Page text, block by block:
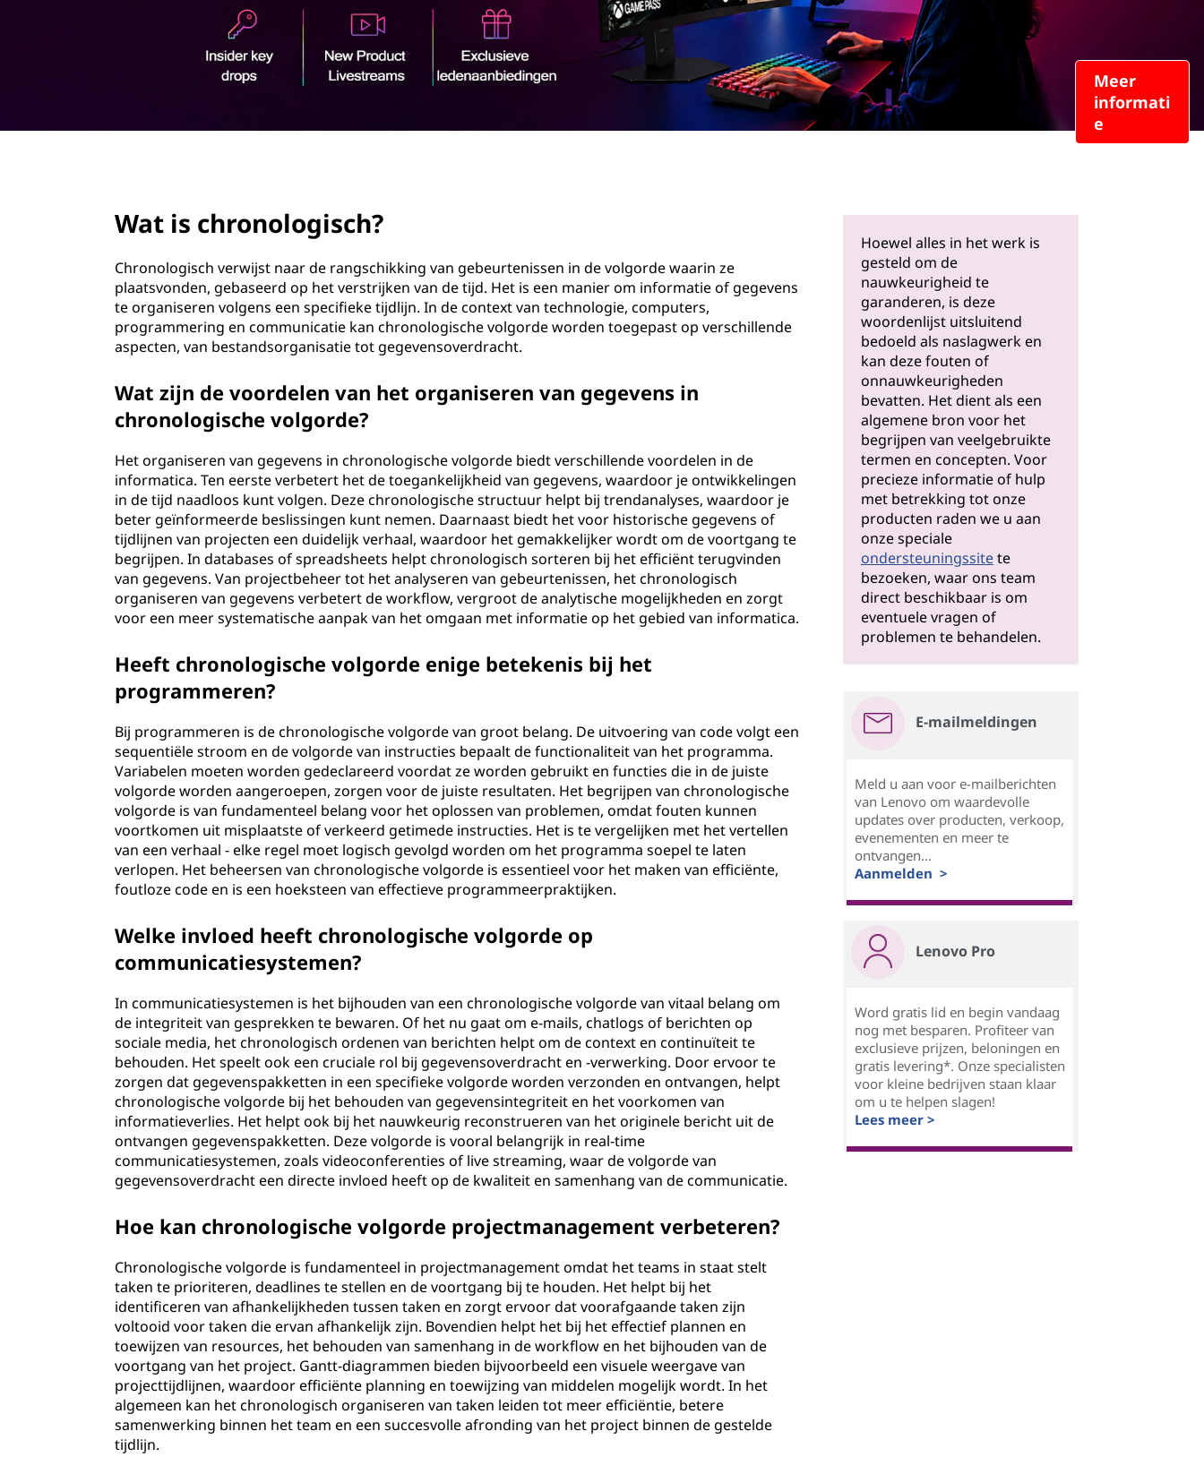
Meer
informati
e
Wat is chronologisch?
Chronologisch verwijst naar de rangschikking van gebeurtenissen in de volgorde waarin ze
plaatsvonden, gebaseerd op het verstrijken van de tijd. Het is een manier om informatie of gegevens
te organiseren volgens een specifieke tijdlijn. In de context van technologie, computers,
programmering en communicatie kan chronologische volgorde worden toegepast op verschillende
aspecten, van bestandsorganisatie tot gegevensoverdracht.
Wat zijn de voordelen van het organiseren van gegevens in
chronologische volgorde?
Het organiseren van gegevens in chronologische volgorde biedt verschillende voordelen in de
informatica. Ten eerste verbetert het de toegankelijkheid van gegevens, waardoor je ontwikkelingen
in de tijd naadloos kunt volgen. Deze chronologische structuur helpt bij trendanalyses, waardoor je
beter geïnformeerde beslissingen kunt nemen. Daarnaast biedt het voor historische gegevens of
tijdlijnen van projecten een duidelijk verhaal, waardoor het gemakkelijker wordt om de voortgang te
begrijpen. In databases of spreadsheets helpt chronologisch sorteren bij het efficiënt terugvinden
van gegevens. Van projectbeheer tot het analyseren van gebeurtenissen, het chronologisch
organiseren van gegevens verbetert de workflow, vergroot de analytische mogelijkheden en zorgt
voor een meer systematische aanpak van het omgaan met informatie op het gebied van informatica.
Heeft chronologische volgorde enige betekenis bij het
programmeren?
Bij programmeren is de chronologische volgorde van groot belang. De uitvoering van code volgt een
sequentiële stroom en de volgorde van instructies bepaalt de functionaliteit van het programma.
Variabelen moeten worden gedeclareerd voordat ze worden gebruikt en functies die in de juiste
volgorde worden aangeroepen, zorgen voor de juiste resultaten. Het begrijpen van chronologische
volgorde is van fundamenteel belang voor het oplossen van problemen, omdat fouten kunnen
voortkomen uit misplaatste of verkeerd getimede instructies. Het is te vergelijken met het vertellen
van een verhaal - elke regel moet logisch gevolgd worden om het programma soepel te laten
verlopen. Het beheersen van chronologische volgorde is essentieel voor het maken van efficiënte,
foutloze code en is een hoeksteen van effectieve programmeerpraktijken.
Welke invloed heeft chronologische volgorde op
communicatiesystemen?
In communicatiesystemen is het bijhouden van een chronologische volgorde van vitaal belang om
de integriteit van gesprekken te bewaren. Of het nu gaat om e-mails, chatlogs of berichten op
sociale media, het chronologisch ordenen van berichten helpt om de context en continuïteit te
behouden. Het speelt ook een cruciale rol bij gegevensoverdracht en -verwerking. Door ervoor te
zorgen dat gegevenspakketten in een specifieke volgorde worden verzonden en ontvangen, helpt
chronologische volgorde bij het behouden van gegevensintegriteit en het voorkomen van
informatieverlies. Het helpt ook bij het nauwkeurig reconstrueren van het originele bericht uit de
ontvangen gegevenspakketten. Deze volgorde is vooral belangrijk in real-time
communicatiesystemen, zoals videoconferenties of live streaming, waar de volgorde van
gegevensoverdracht een directe invloed heeft op de kwaliteit en samenhang van de communicatie.
Hoe kan chronologische volgorde projectmanagement verbeteren?
Chronologische volgorde is fundamenteel in projectmanagement omdat het teams in staat stelt
taken te prioriteren, deadlines te stellen en de voortgang bij te houden. Het helpt bij het
identificeren van afhankelijkheden tussen taken en zorgt ervoor dat voorafgaande taken zijn
voltooid voor taken die ervan afhankelijk zijn. Bovendien helpt het bij het effectief plannen en
toewijzen van resources, het behouden van samenhang in de workflow en het bijhouden van de
voortgang van het project. Gantt-diagrammen bieden bijvoorbeeld een visuele weergave van
projecttijdlijnen, waardoor efficiënte planning en toewijzing van middelen mogelijk wordt. In het
algemeen kan het chronologisch organiseren van taken leiden tot meer efficiëntie, betere
samenwerking binnen het team en een succesvolle afronding van het project binnen de gestelde
tijdlijn.
Hoewel alles in het werk is
gesteld om de
nauwkeurigheid te
garanderen, is deze
woordenlijst uitsluitend
bedoeld als naslagwerk en
kan deze fouten of
onnauwkeurigheden
bevatten. Het dient als een
algemene bron voor het
begrijpen van veelgebruikte
termen en concepten. Voor
precieze informatie of hulp
met betrekking tot onze
producten raden we u aan
onze speciale
ondersteuningssitete
bezoeken, waar ons team
direct beschikbaar is om
eventuele vragen of
problemen te behandelen.
E-mailmeldingen
Meld u aan voor e-mailberichten
van Lenovo om waardevolle
updates over producten, verkoop,
evenementen en meer te
ontvangen...
Aanmelden >
Lenovo Pro
Word gratis lid en begin vandaag
nog met besparen. Profiteer van
exclusieve prijzen, beloningen en
gratis levering*. Onze specialisten
voor kleine bedrijven staan klaar
om u te helpen slagen!
Lees meer >